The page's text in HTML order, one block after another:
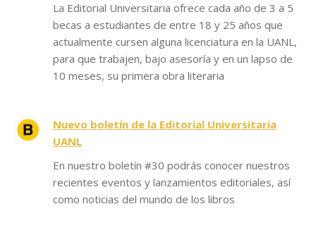
La Editorial Universitaria ofrece cada año de 3 a 5
becas a estudiantes de entre 18 y 25 años que
actualmente cursen alguna licenciatura en la UANL,
para que trabajen, bajo asesoría y en un lapso de
10 meses, su primera obra literaria
Nuevo boletín de la Editorial Universitaria
UANL
En nuestro boletín #30 podrás conocer nuestros
recientes eventos y lanzamientos editoriales, así
como noticias del mundo de los libros